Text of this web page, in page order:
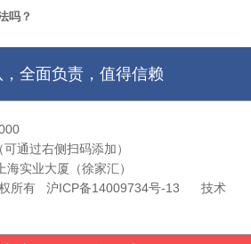
吗？
全面负责，值得信赖
通过右侧扫码添加）
实业大厦（徐家汇）
所有 沪ICP备14009734号-13 技术